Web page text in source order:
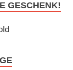
GESCHENK!